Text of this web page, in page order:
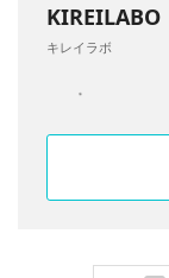
KIREILABO
キレイラボ